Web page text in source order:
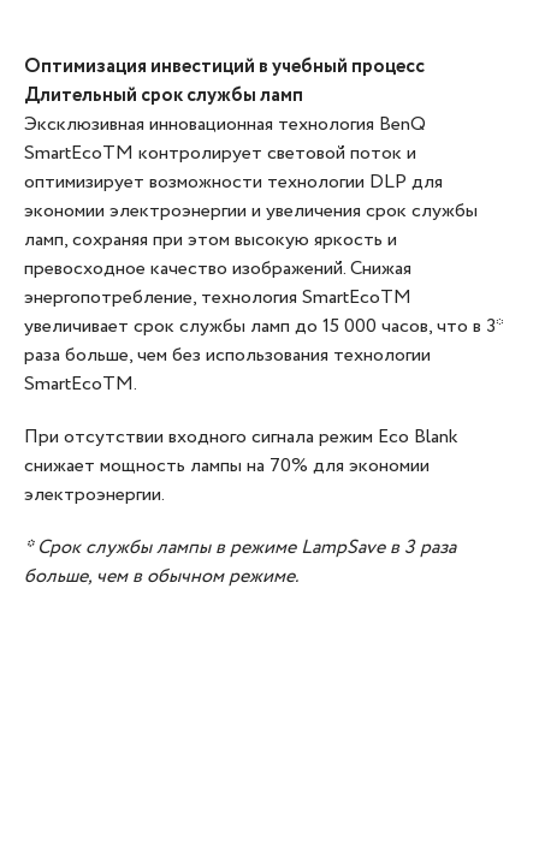
Оптимизация инвестиций в учебный процесс
Длительный срок службы ламп
Эксклюзивная инновационная технология BenQ
SmartEcoTM контролирует световой поток и
оптимизирует возможности технологии DLP для
экономии электроэнергии и увеличения срок службы
ламп, сохраняя при этом высокую яркость и
превосходное качество изображений. Снижая
энергопотребление, технология SmartEcoTM
увеличивает срок службы ламп до 15 000 часов, что в 3*
раза больше, чем без использования технологии
SmartEcoTM.
При отсутствии входного сигнала режим Eco Blank
снижает мощность лампы на 70% для экономии
электроэнергии.
* Срок службы лампы в режиме LampSave в 3 раза
больше, чем в обычном режиме.